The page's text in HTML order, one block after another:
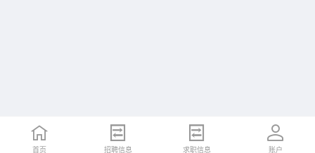
首页 招聘信息 求职信息 账户